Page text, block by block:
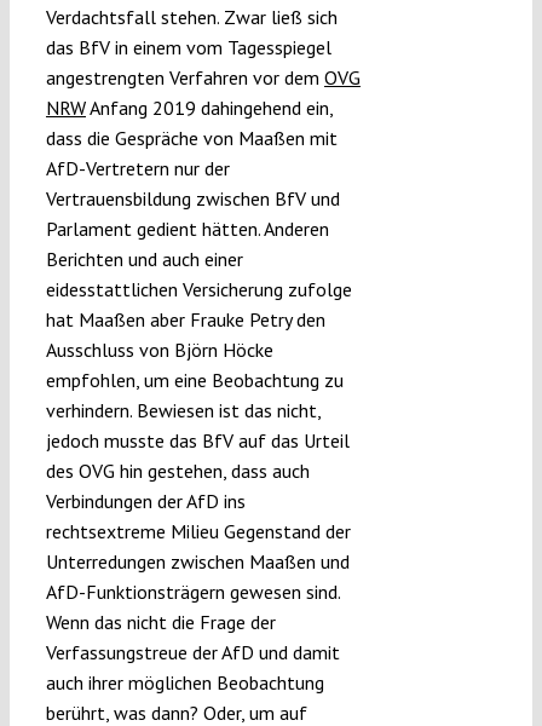
Verdachtsfall stehen. Zwar ließ sich
das BfV in einem vom Tagesspiegel
angestrengten Verfahren vor dem OVG
NRWAnfang 2019 dahingehend ein,
dass die Gespräche von Maaßen mit
AfD-Vertretern nur der
Vertrauensbildung zwischen BfV und
Parlament gedient hätten. Anderen
Berichten und auch einer
eidesstattlichen Versicherung zufolge
hat Maaßen aber Frauke Petry den
Ausschluss von Björn Höcke
empfohlen, um eine Beobachtung zu
verhindern. Bewiesen ist das nicht,
jedoch musste das BfV auf das Urteil
des OVG hin gestehen, dass auch
Verbindungen der AfD ins
rechtsextreme Milieu Gegenstand der
Unterredungen zwischen Maaßen und
AfD-Funktionsträgern gewesen sind.
Wenn das nicht die Frage der
Verfassungstreue der AfD und damit
auch ihrer möglichen Beobachtung
berührt, was dann? Oder, um auf